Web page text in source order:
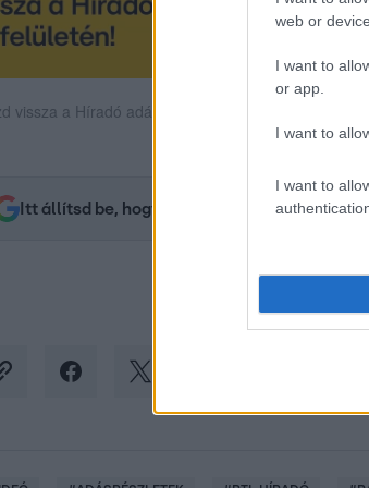
web or
I want to
or app.
I want to
I want to
vissza a Híradó adásait az RTL+ felületén!
Itt állítsd be, hogy az RTL.hu az elsők